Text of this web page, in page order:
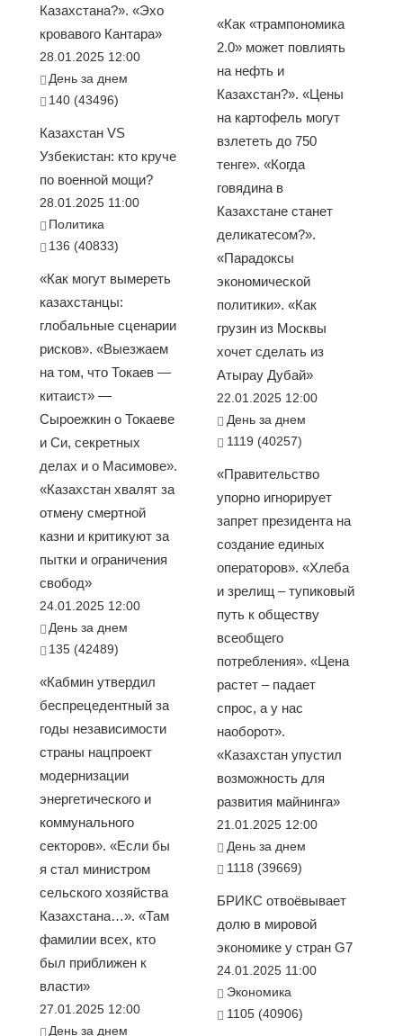
Казахстана?». «Эхо
кровавого Кантара»
28.01.2025 12:00
День за днем
140 (43496)
Казахстан VS
Узбекистан: кто круче
по военной мощи?
28.01.2025 11:00
Политика
136 (40833)
«Как могут вымереть
казахстанцы:
глобальные сценарии
рисков». «Выезжаем
на том, что Токаев —
китаист» —
Сыроежкин о Токаеве
и Си, секретных
делах и о Масимове».
«Казахстан хвалят за
отмену смертной
казни и критикуют за
пытки и ограничения
свобод»
24.01.2025 12:00
День за днем
135 (42489)
«Кабмин утвердил
беспрецедентный за
годы независимости
страны нацпроект
модернизации
энергетического и
коммунального
секторов». «Если бы
я стал министром
сельского хозяйства
Казахстана…». «Там
фамилии всех, кто
был приближен к
власти»
27.01.2025 12:00
День за днем
«Как «трампономика
2.0» может повлиять
на нефть и
Казахстан?». «Цены
на картофель могут
взлететь до 750
тенге». «Когда
говядина в
Казахстане станет
деликатесом?».
«Парадоксы
экономической
политики». «Как
грузин из Москвы
хочет сделать из
Атырау Дубай»
22.01.2025 12:00
День за днем
1119 (40257)
«Правительство
упорно игнорирует
запрет президента на
создание единых
операторов». «Хлеба
и зрелищ – тупиковый
путь к обществу
всеобщего
потребления». «Цена
растет – падает
спрос, а у нас
наоборот».
«Казахстан упустил
возможность для
развития майнинга»
21.01.2025 12:00
День за днем
1118 (39669)
БРИКС отвоёвывает
долю в мировой
экономике у стран G7
24.01.2025 11:00
Экономика
1105 (40906)